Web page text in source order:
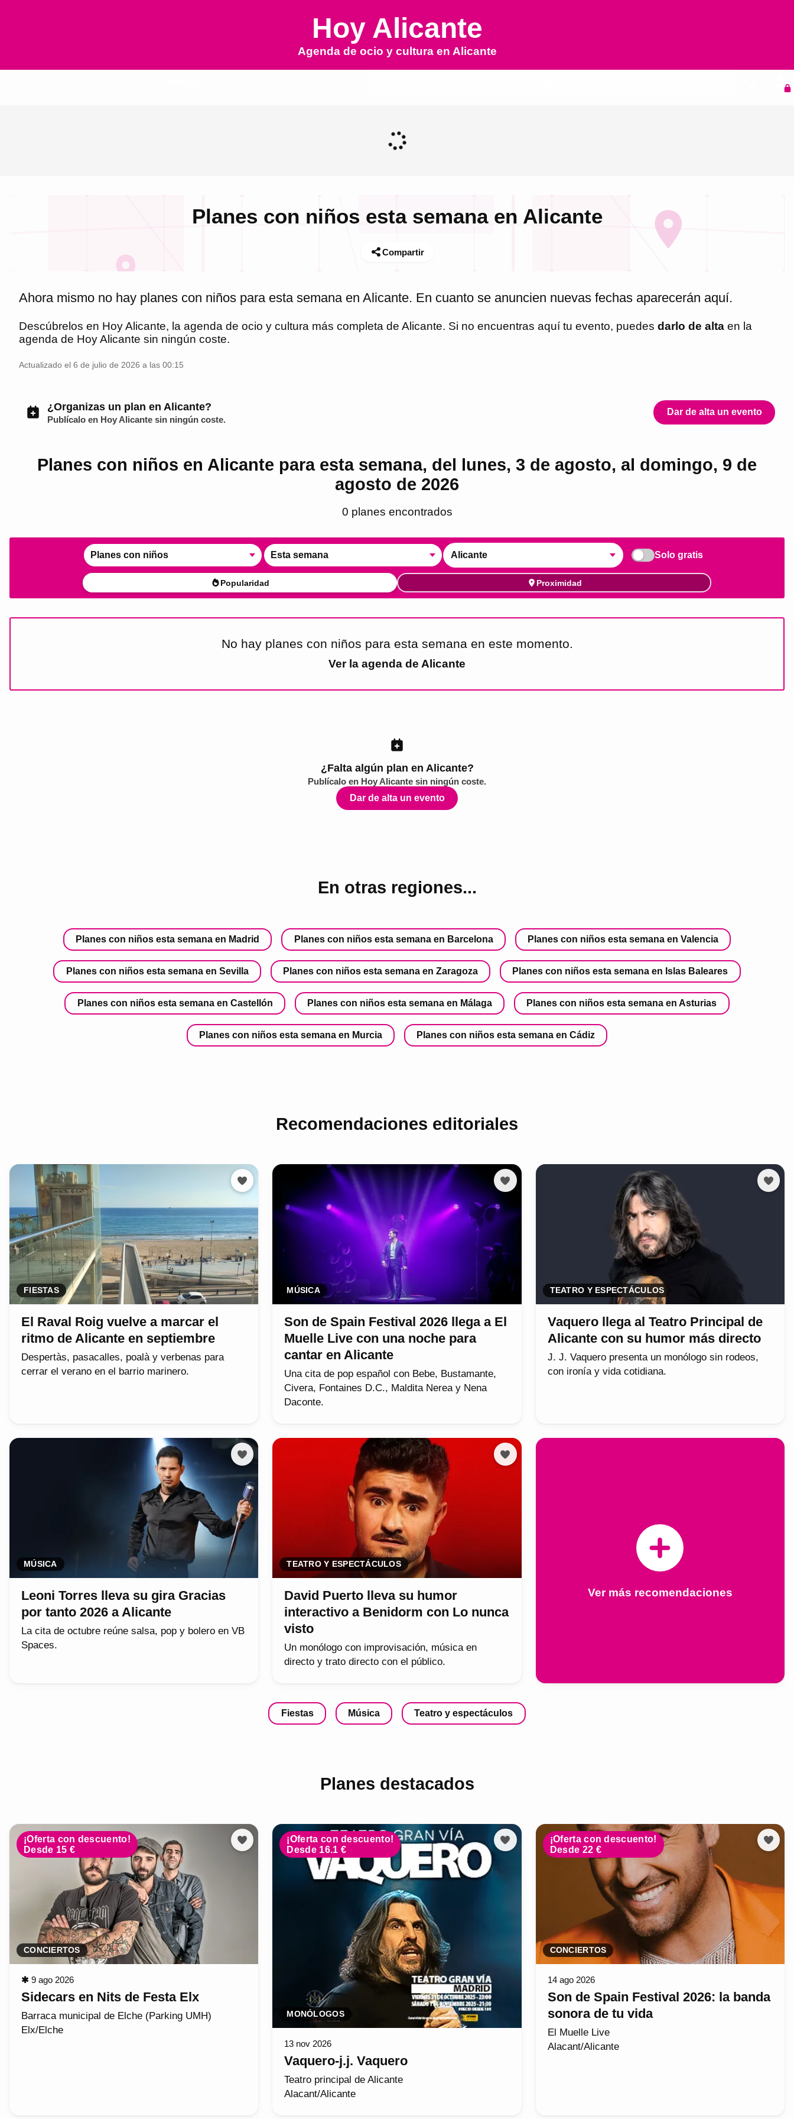
Hoy Alicante
Agenda de ocio y cultura en Alicante
Planes con niños esta semana en Alicante
Compartir
Ahora mismo no hay planes con niños para esta semana en Alicante. En cuanto se anuncien nuevas fechas aparecerán aquí.
Descúbrelos en Hoy Alicante, la agenda de ocio y cultura más completa de Alicante. Si no encuentras aquí tu evento, puedes darlo de alta en la
agenda de Hoy Alicante sin ningún coste.
Actualizado el 6 de julio de 2026 a las 00:15
¿Organizas un plan en Alicante?
Publícalo en Hoy Alicante sin ningún coste.
Dar de alta un evento
Planes con niños en Alicante para esta semana, del lunes, 3 de agosto, al domingo, 9 de
agosto de 2026
0 planes encontrados
Planes con niños Esta semana Alicante Solo gratis
Popularidad Proximidad
No hay planes con niños para esta semana en este momento.
Ver la agenda de Alicante
¿Falta algún plan en Alicante?
Publícalo en Hoy Alicante sin ningún coste.
Dar de alta un evento
En otras regiones...
Planes con niños esta semana en Madrid Planes con niños esta semana en Barcelona Planes con niños esta semana en Valencia
Planes con niños esta semana en Sevilla Planes con niños esta semana en Zaragoza Planes con niños esta semana en Islas Baleares
Planes con niños esta semana en Castellón Planes con niños esta semana en Málaga Planes con niños esta semana en Asturias
Planes con niños esta semana en Murcia Planes con niños esta semana en Cádiz
Recomendaciones editoriales
FIESTAS
El Raval Roig vuelve a marcar el
ritmo de Alicante en septiembre
Despertàs, pasacalles, poalà y verbenas para
cerrar el verano en el barrio marinero.
MÚSICA
Son de Spain Festival 2026 llega a El
Muelle Live con una noche para
cantar en Alicante
Una cita de pop español con Bebe, Bustamante,
Civera, Fontaines D.C., Maldita Nerea y Nena
Daconte.
TEATRO Y ESPECTÁCULOS
Vaquero llega al Teatro Principal de
Alicante con su humor más directo
J. J. Vaquero presenta un monólogo sin rodeos,
con ironía y vida cotidiana.
MÚSICA
Leoni Torres lleva su gira Gracias
por tanto 2026 a Alicante
La cita de octubre reúne salsa, pop y bolero en VB
Spaces.
TEATRO Y ESPECTÁCULOS
David Puerto lleva su humor
interactivo a Benidorm con Lo nunca
visto
Un monólogo con improvisación, música en
directo y trato directo con el público.
Ver más recomendaciones
Fiestas Música Teatro y espectáculos
Planes destacados
¡Oferta con descuento!
Desde 15 €
CONCIERTOS
✱ 9 ago 2026
Sidecars en Nits de Festa Elx
Barraca municipal de Elche (Parking UMH)
Elx/Elche
¡Oferta con descuento!
Desde 16.1 €
MONÓLOGOS
13 nov 2026
Vaquero-j.j. Vaquero
Teatro principal de Alicante
Alacant/Alicante
¡Oferta con descuento!
Desde 22 €
CONCIERTOS
14 ago 2026
Son de Spain Festival 2026: la banda
sonora de tu vida
El Muelle Live
Alacant/Alicante